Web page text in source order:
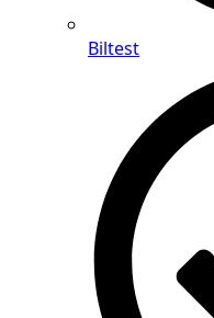
Biltest